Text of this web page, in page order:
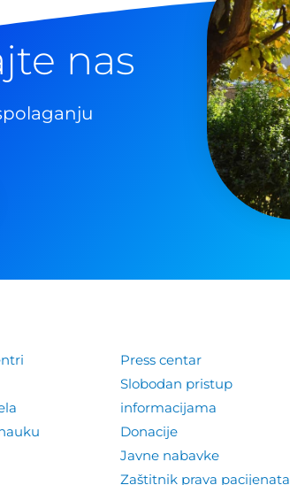
nas
Press centar
Slobodan pristup
informacijama
Donacije
Javne nabavke
Zaštitnik prava pacijenata